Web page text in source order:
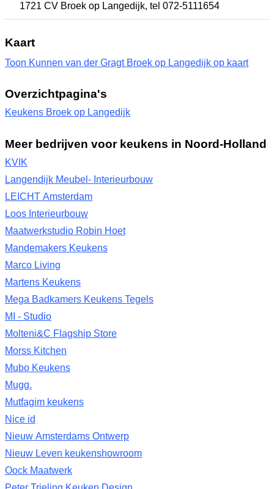
1721 CV Broek op Langedijk, tel 072-5111654
Kaart
Toon Kunnen van der Gragt Broek op Langedijk op kaart
Overzichtpagina's
Keukens Broek op Langedijk
Meer bedrijven voor keukens in Noord-Holland
KVIK
Langendijk Meubel- Interieurbouw
LEICHT Amsterdam
Loos Interieurbouw
Maatwerkstudio Robin Hoet
Mandemakers Keukens
Marco Living
Martens Keukens
Mega Badkamers Keukens Tegels
MI - Studio
Molteni&C Flagship Store
Morss Kitchen
Mubo Keukens
Mugg.
Mutfagim keukens
Nice id
Nieuw Amsterdams Ontwerp
Nieuw Leven keukenshowroom
Oock Maatwerk